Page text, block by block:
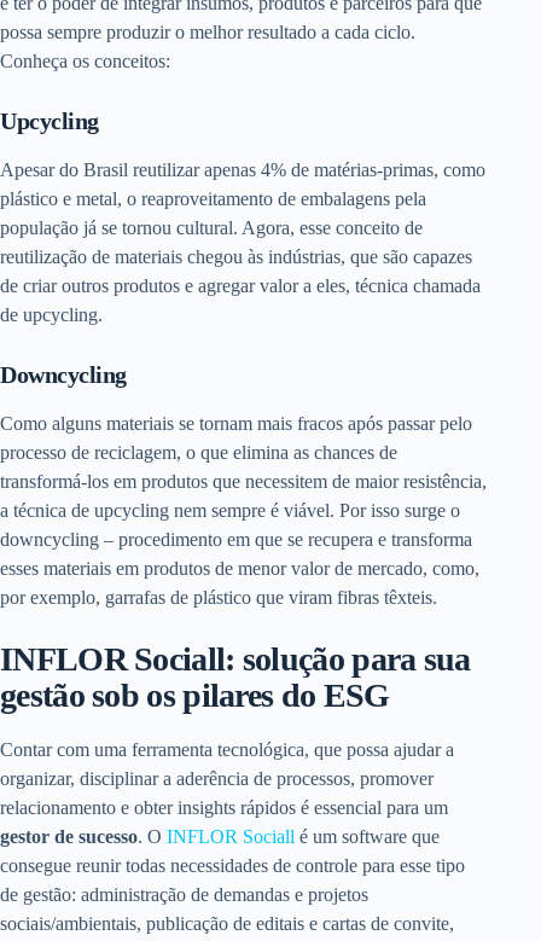
possa sempre produzir o melhor resultado a cada ciclo.
Conheça os conceitos:
Upcycling
Apesar do Brasil reutilizar apenas 4% de matérias-primas, como
plástico e metal, o reaproveitamento de embalagens pela
população já se tornou cultural. Agora, esse conceito de
reutilização de materiais chegou às indústrias, que são capazes
de criar outros produtos e agregar valor a eles, técnica chamada
de upcycling.
Downcycling
Como alguns materiais se tornam mais fracos após passar pelo
processo de reciclagem, o que elimina as chances de
transformá-los em produtos que necessitem de maior resistência,
a técnica de upcycling nem sempre é viável. Por isso surge o
downcycling – procedimento em que se recupera e transforma
esses materiais em produtos de menor valor de mercado, como,
por exemplo, garrafas de plástico que viram fibras têxteis.
INFLOR Sociall: solução para sua
gestão sob os pilares do ESG
Contar com uma ferramenta tecnológica, que possa ajudar a
organizar, disciplinar a aderência de processos, promover
relacionamento e obter insights rápidos é essencial para um
gestor de sucesso. O INFLOR Sociall é um software que
consegue reunir todas necessidades de controle para esse tipo
de gestão: administração de demandas e projetos
sociais/ambientais, publicação de editais e cartas de convite,